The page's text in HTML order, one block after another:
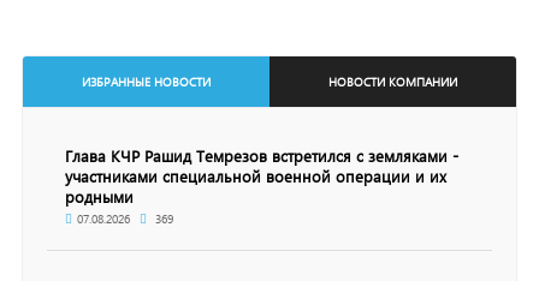
ИЗБРАННЫЕ НОВОСТИ НОВОСТИ КОМПАНИИ
Глава КЧР Рашид Темрезов встретился с земляками -
участниками специальной военной операции и их
родными
07.08.2026 369